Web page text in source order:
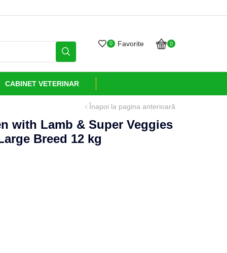
0 Favorite 0
CABINET VETERINAR
Înapoi la pagina anterioară
with Lamb & Super Veggies
Breed 12 kg